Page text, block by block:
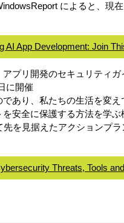
によると、現
AI App Development: Join
アプリ開発のセキュリティ
に開催
あり、私たちの生活を変え
安全に保護する方法を学ぶ
先を見据えたアクションプラ
Threats, Tools